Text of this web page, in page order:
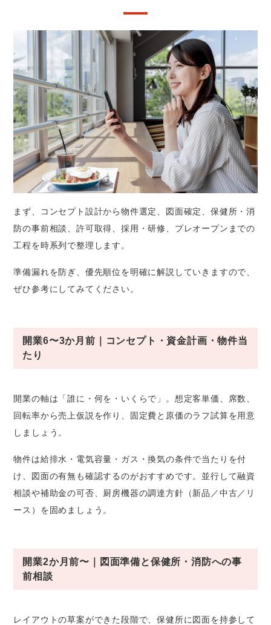
まず、コンセプト設計から物件選定、図面確定、保健所・消
防の事前相談、許可取得、採用・研修、プレオープンまでの
工程を時系列で整理します。
準備漏れを防ぎ、優先順位を明確に解説していきますので、
ぜひ参考にしてみてください。
開業6〜3か月前｜コンセプト・資金計画・物件当
たり
開業の軸は「誰に・何を・いくらで」。想定客単価、席数、
回転率から売上仮説を作り、固定費と原価のラフ試算を用意
しましょう。
物件は給排水・電気容量・ガス・換気の条件で当たりを付
け、図面の有無も確認するのがおすすめです。並行して融資
相談や補助金の可否、厨房機器の調達方針（新品／中古／リ
ース）を固めましょう。
開業2か月前〜｜図面準備と保健所・消防への事
前相談
レイアウトの草案ができた段階で、保健所に図面を持参して